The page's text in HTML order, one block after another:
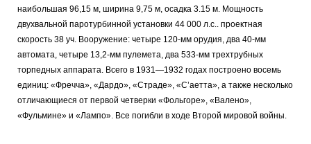
наибольшая 96,15 м, ширина 9,75 м, осадка 3.15 м. Мощность
двухвальной паротурбинной установки 44 000 л.с.. проектная
скорость 38 уч. Вооружение: четыре 120-мм орудия, два 40-мм
автомата, четыре 13,2-мм пулемета, два 533-мм трехтрубных
торпедных аппарата. Всего в 1931—1932 годах построено восемь
единиц: «Фречча», «Дардо», «Страде», «С’аетта», а также несколько
отличающиеся от первой четверки «Фольгоре», «Валено»,
«Фульмине» и «Лампо». Все погибли в ходе Второй мировой войны.